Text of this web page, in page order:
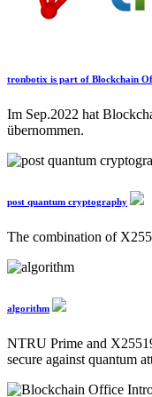
tronbotix is part of Blockchain
Im Sep.2022 hat
übernommen.
post quantum cryptography
The combination of
algorithm
NTRU Prime and
secure against quantum